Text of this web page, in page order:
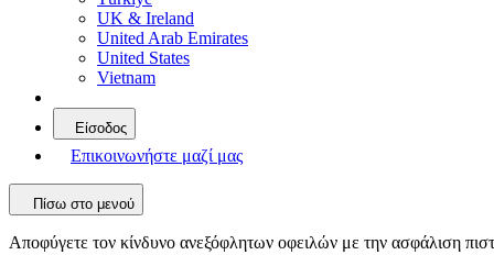
UK & Ireland
United Arab Emirates
United States
Vietnam
Είσοδος
Επικοινωνήστε μαζί μας
Πίσω στο μενού
Αποφύγετε τον κίνδυνο ανεξόφλητων οφειλών με την ασφάλιση